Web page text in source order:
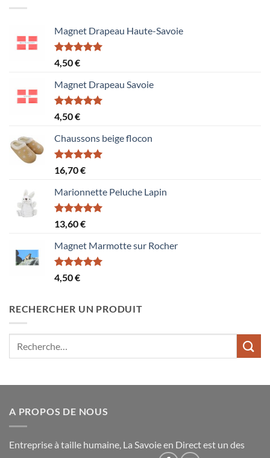
Magnet Drapeau Haute-Savoie
Note5.00
sur 5
4,50€
Magnet Drapeau Savoie
Note5.00
sur 5
4,50€
Chaussons beige flocon
Note5.00
sur 5
16,70€
Marionnette Peluche Lapin
Note5.00
sur 5
13,60€
Magnet Marmotte sur Rocher
Note5.00
sur 5
4,50€
RECHERCHER UN PRODUIT
A PROPOS DE NOUS
Entreprise à taille humaine, La Savoie en Direct est un des